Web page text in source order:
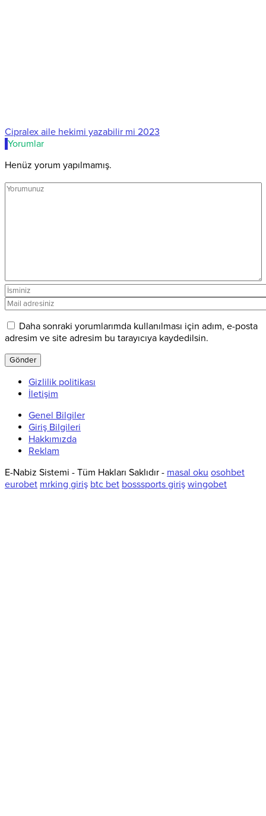
Cipralex aile hekimi yazabilir mi 2023
Yorumlar
Henüz yorum yapılmamış.
Daha sonraki yorumlarımda kullanılması için adım, e-posta
adresim ve site adresim bu tarayıcıya kaydedilsin.
Gizlilik politikası
İletişim
Genel Bilgiler
Giriş Bilgileri
Hakkımızda
Reklam
E-Nabiz Sistemi - Tüm Hakları Saklıdır - masal oku osohbet
eurobet mrking giriş btc bet bosssports giriş wingobet